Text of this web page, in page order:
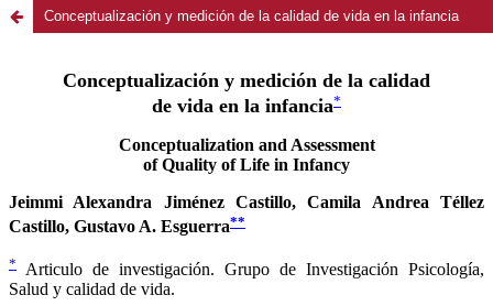
Conceptualización y medición de la calidad de vida en la infancia